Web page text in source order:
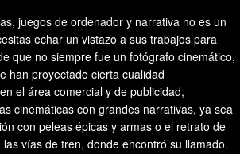
juegos de ordenador y narrativa no es un
echar un vistazo a sus trabajos para
que no siempre fue un fotógrafo cinemático,
han proyectado cierta cualidad
el área comercial y de publicidad,
cinemáticas con grandes narrativas, ya sea
con peleas épicas y armas o el retrato de
vías de tren, donde encontró su llamado.